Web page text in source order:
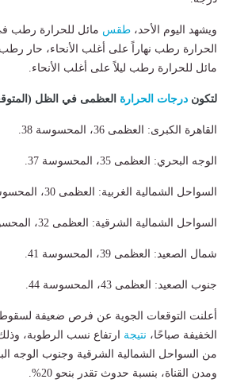
ويشهد اليوم الأحد، طقس مائل للحرارة رطب
الحرارة رطب نهاراً على أغلب الأنحاء، حار
مائل للحرارة رطب ليلاً على أغلب الأنحاء.
​لتكون درجات الحرارة العظمى في الظل
القاهرة الكبرى: العظمى 36، المحسوسة 38.
الوجه البحري: العظمى 35، المحسوسة 37.
السواحل الشمالية الغربية: العظمى 30، المحسوسة 33.
السواحل الشمالية الشرقية: العظمى 32، المحسوسة 35.
شمال الصعيد: العظمى 39، المحسوسة 41.
جنوب الصعيد: العظمى 43، المحسوسة 44.
أعلنت التوقعات الجوية عن فرص ضعيفة
الخفيفة صباحًا، نتيجة ارتفاع نسب الرطوبة،
من السواحل الشمالية الشرقية وجنوب الوجه
ومدن القناة، بنسبة حدوث تقدر بنحو 20%.